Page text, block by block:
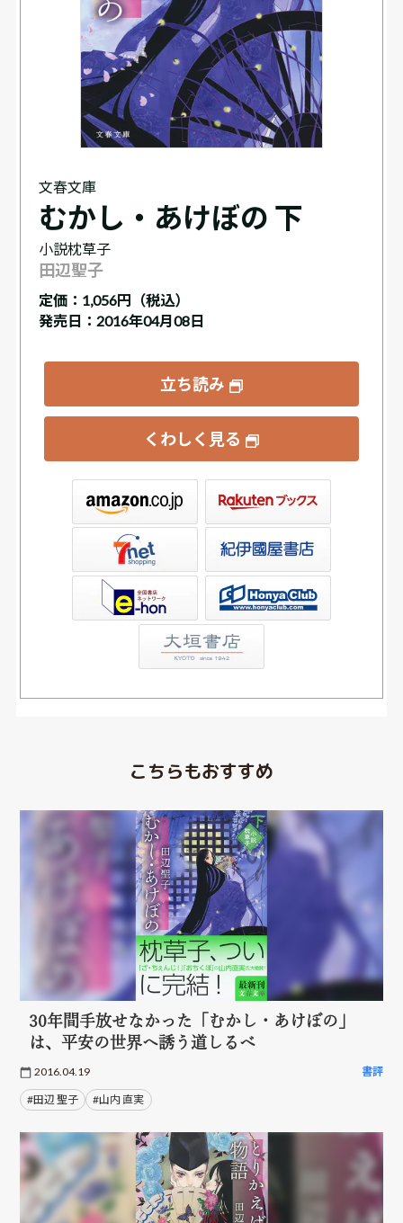
文春文庫
むかし・あけぼの 下
小説枕草子
田辺聖子
定価： 1,056円（税込）
発売日：2016年04月08日
立ち読み
くわしく見る
書店ウェブストア
こちらもおすすめ
30年間手放せなかった「むかし・あけぼの」
は、平安の世界へ誘う道しるべ
2016.04.19 書評
#田辺 聖子 #山内 直実